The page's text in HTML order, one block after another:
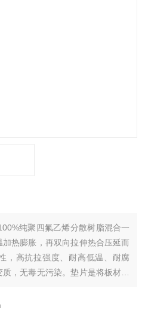
纯聚四氟乙烯分散树脂混合一
热膨胀，再双向拉伸热合压延而
，高抗拉强度、耐高低温、耐腐
，无毒无污染。垫片是将板材切